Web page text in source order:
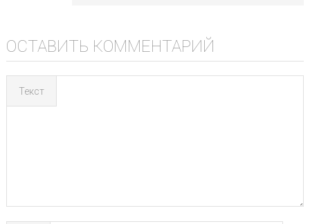
ОСТАВИТЬ КОММЕНТАРИЙ
Текст